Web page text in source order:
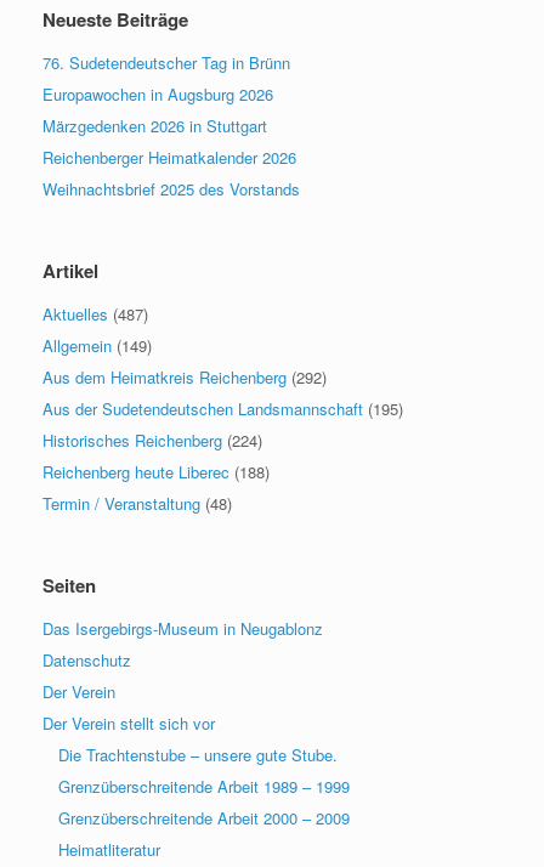
Neueste Beiträge
76. Sudetendeutscher Tag in Brünn
Europawochen in Augsburg 2026
Märzgedenken 2026 in Stuttgart
Reichenberger Heimatkalender 2026
Weihnachtsbrief 2025 des Vorstands
Artikel
Aktuelles (487)
Allgemein (149)
Aus dem Heimatkreis Reichenberg (292)
Aus der Sudetendeutschen Landsmannschaft (195)
Historisches Reichenberg (224)
Reichenberg heute Liberec (188)
Termin / Veranstaltung (48)
Seiten
Das Isergebirgs-Museum in Neugablonz
Datenschutz
Der Verein
Der Verein stellt sich vor
Die Trachtenstube – unsere gute Stube.
Grenzüberschreitende Arbeit 1989 – 1999
Grenzüberschreitende Arbeit 2000 – 2009
Heimatliteratur